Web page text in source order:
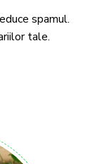
spamul.
tale.